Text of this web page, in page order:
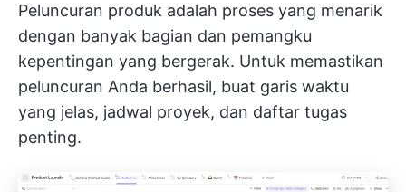
Peluncuran produk adalah proses yang menarik
dengan banyak bagian dan pemangku
kepentingan yang bergerak. Untuk memastikan
peluncuran Anda berhasil, buat garis waktu
yang jelas, jadwal proyek, dan daftar tugas
penting.